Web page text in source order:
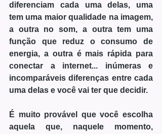
diferenciam cada uma delas, uma
tem uma maior qualidade na imagem,
a outra no som, a outra tem uma
função que reduz o consumo de
energia, a outra é mais rápida para
conectar a internet... inúmeras e
incomparáveis diferenças entre cada
uma delas e você vai ter que decidir.
É muito provável que você escolha
aquela que, naquele momento,